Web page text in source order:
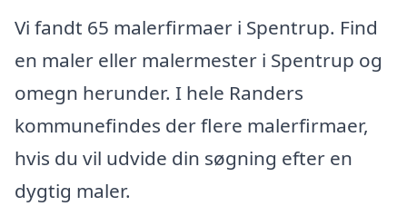
Vi fandt 65 malerfirmaer i Spentrup. Find
en maler eller malermester i Spentrup og
omegn herunder. I hele Randers
kommunefindes der flere malerfirmaer,
hvis du vil udvide din søgning efter en
dygtig maler.